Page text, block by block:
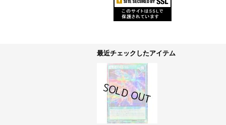
最近チェックしたアイテム